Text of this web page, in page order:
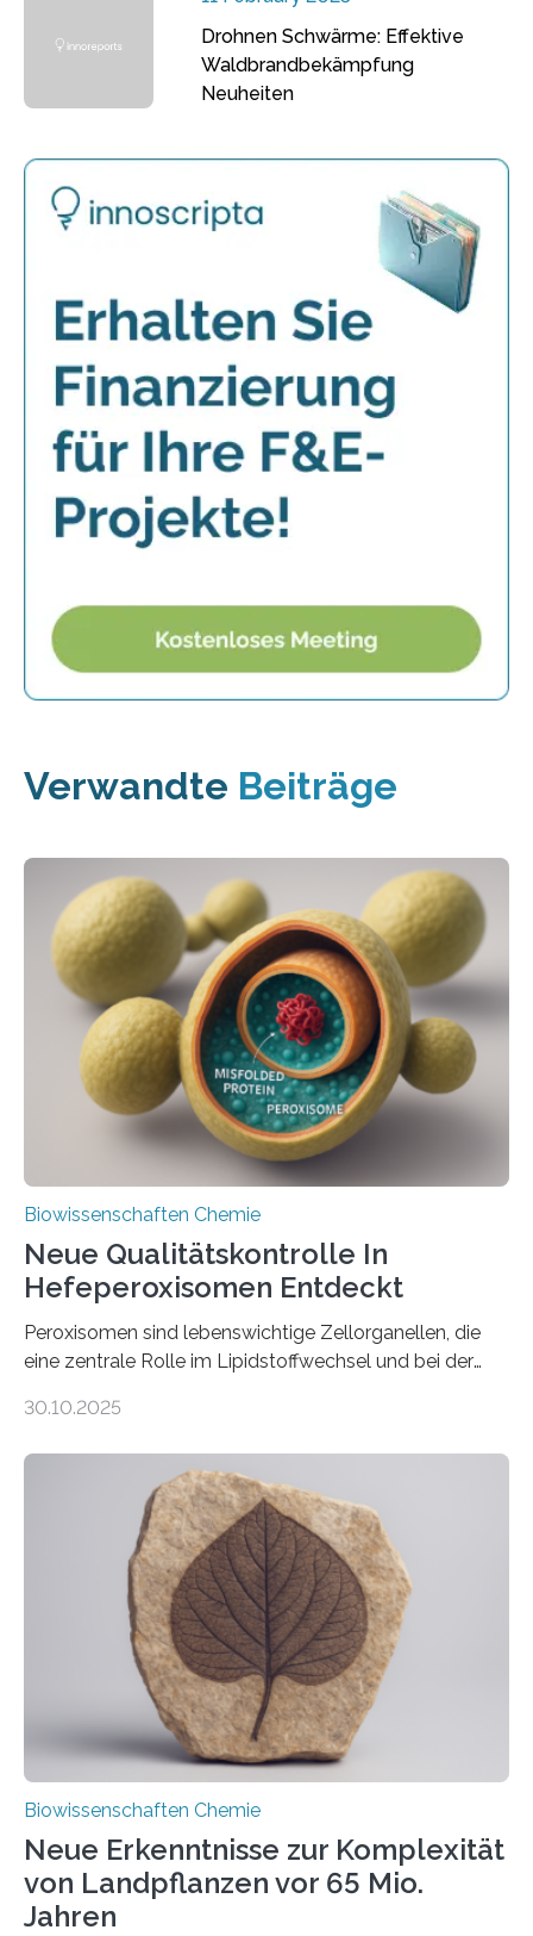
Drohnen Schwärme: Effektive
Waldbrandbekämpfung
Neuheiten
Verwandte Beiträge
Biowissenschaften Chemie
Neue Qualitätskontrolle In
Hefeperoxisomen Entdeckt
Peroxisomen sind lebenswichtige Zellorganellen, die
eine zentrale Rolle im Lipidstoffwechsel und bei der
erfüllen können, müssen zahlreiche Enzyme präzise in
der Ruhr-Universität Bochum um Prof. Dr. Ralf Erdmann
und Dr. Ismaila Francis Yusuf hat nun einen bislang
unbekannten Qualitätskontrollmechanismus des
peroxisomalen Proteintransports in der Bäckerhefe
Saccharomyces cerevisiae entdeckt, der für die
Funktionsfähigkeit der Organellen entscheidend ist. Die
Studie wurde am 28. Oktober 2025 in der
Fachzeitschrift…
30.10.2025
Biowissenschaften Chemie
Neue Erkenntnisse zur Komplexität
von Landpflanzen vor 65 Mio.
Jahren